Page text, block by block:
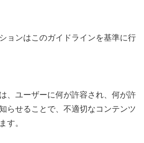
ョンはこのガイドラインを基準に行
、ユーザーに何が許容され、何が許
らせることで、不適切なコンテンツ
す。